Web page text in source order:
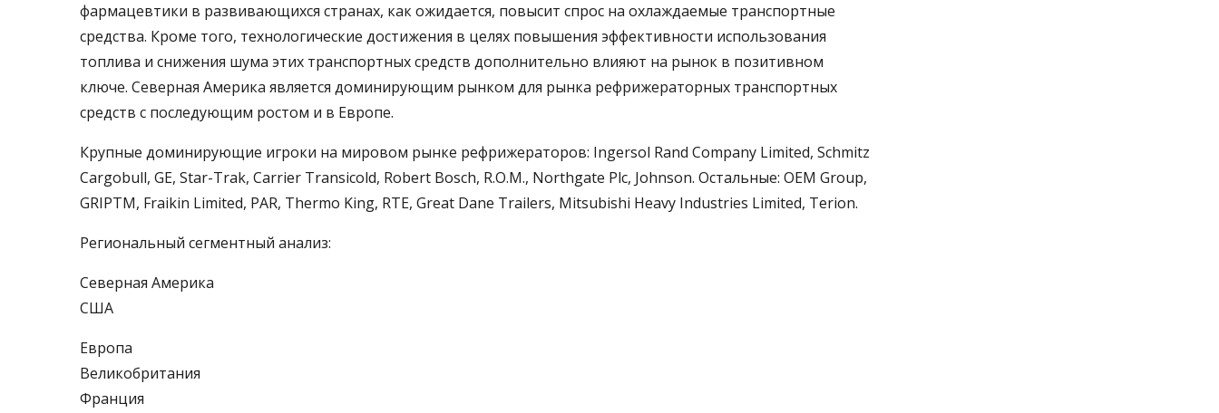
фармацевтики в развивающихся странах, как ожидается, повысит спрос на охлаждаемые транспортные
средства. Кроме того, технологические достижения в целях повышения эффективности использования
топлива и снижения шума этих транспортных средств дополнительно влияют на рынок в позитивном
ключе. Северная Америка является доминирующим рынком для рынка рефрижераторных транспортных
средств с последующим ростом и в Европе.
Крупные доминирующие игроки на мировом рынке рефрижераторов: Ingersol Rand Company Limited, Schmitz
Cargobull, GE, Star-Trak, Carrier Transicold, Robert Bosch, R.O.M., Northgate Plc, Johnson. Остальные: OEM Group,
GRIPTM, Fraikin Limited, PAR, Thermo King, RTE, Great Dane Trailers, Mitsubishi Heavy Industries Limited, Terion.
Региональный сегментный анализ:
Северная Америка
США
Европа
Великобритания
Франция